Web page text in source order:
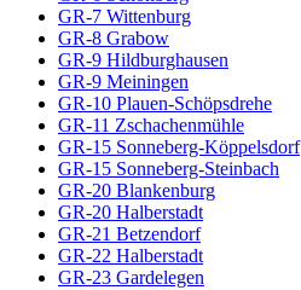
GR-7 Wittenburg
GR-8 Grabow
GR-9 Hildburghausen
GR-9 Meiningen
GR-10 Plauen-Schöpsdrehe
GR-11 Zschachenmühle
GR-15 Sonneberg-Köppelsdorf
GR-15 Sonneberg-Steinbach
GR-20 Blankenburg
GR-20 Halberstadt
GR-21 Betzendorf
GR-22 Halberstadt
GR-23 Gardelegen